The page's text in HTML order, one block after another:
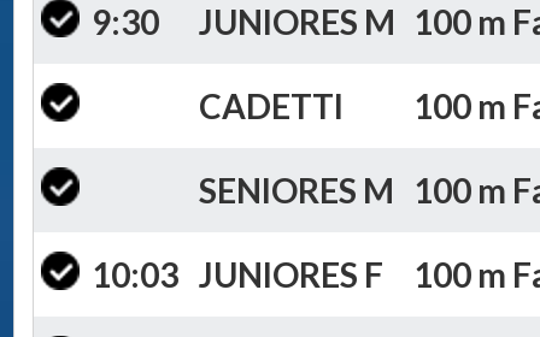
9:30 JUNIORES M 100 m
CADETTI 100 m
SENIORES M 100 m
10:03 JUNIORES F 100 m